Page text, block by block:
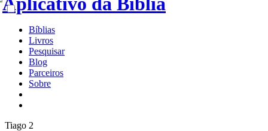
Bíblias
Livros
Pesquisar
Blog
Parceiros
Sobre
Tiago 2